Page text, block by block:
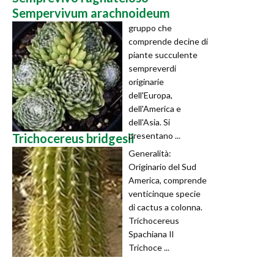
Sempervivum arachnoideum
gruppo che
comprende decine di
piante succulente
sempreverdi
originarie
dell'Europa,
dell'America e
dell'Asia. Si
presentano ...
Trichocereus bridgesii
Generalità:
Originario del Sud
America, comprende
venticinque specie
di cactus a colonna.
Trichocereus
Spachiana Il
Trichoce ...